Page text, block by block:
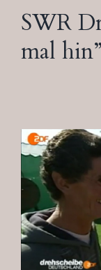
SWR
mal hin”